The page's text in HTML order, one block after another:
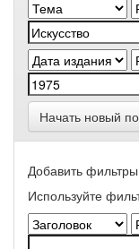
Начать новый
Добавить
Используйте